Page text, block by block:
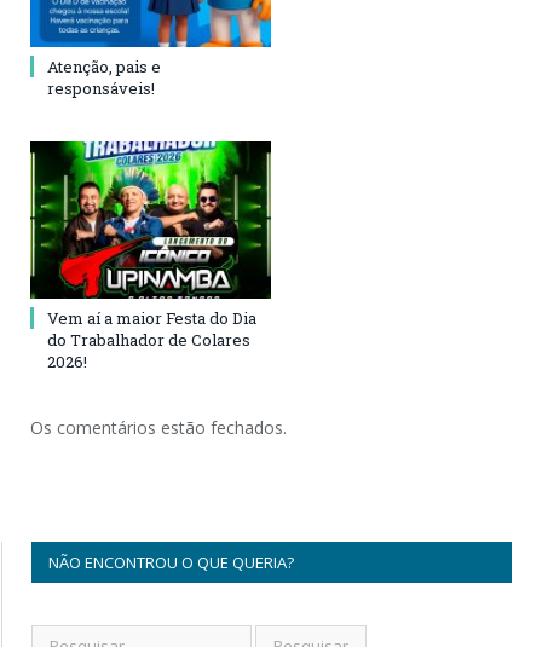
Atenção, pais e
responsáveis!
Vem aí a maior Festa do Dia
do Trabalhador de Colares
2026!
Os comentários estão fechados.
NÃO ENCONTROU O QUE QUERIA?